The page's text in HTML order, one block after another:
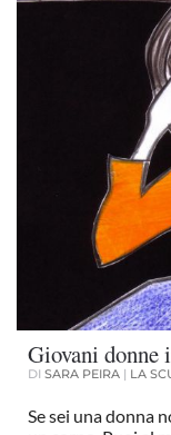
Giovani donne
DI SARA PEIRA | LA
Se sei una donna